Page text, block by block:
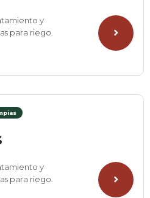
y
para riego.
y
para riego.